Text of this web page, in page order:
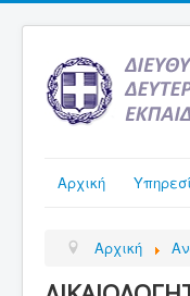
Αρχική
Αρχική